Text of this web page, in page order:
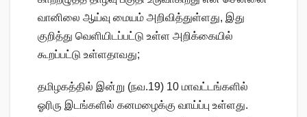
வானிலை ஆய்வு மையம் அறிவித்துள்ளது, இது
குறித்து வெளியிடப்பட்டு உள்ள அறிக்கையில்
கூறப்பட்டு உள்ளதாவது;
தமிழகத்தில் இன்று (நவ.19) 10 மாவட்டங்களில்
ஓரிரு இடங்களில் கனமழைக்கு வாய்ப்பு உள்ளது.